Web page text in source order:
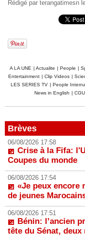
Rédigé par terangatimesn
A LA UNE | Actualite | People |
Entertainment | Clip Videos |
LES SERIES TV | People
News in English | CGU
Brèves
06/08/2026 17:58
Crise à la Fifa:
Coupes du monde
06/08/2026 17:54
«Je peux encore
de jeunes
06/08/2026 17:51
Bénin: l’ancien
tête du Sénat,